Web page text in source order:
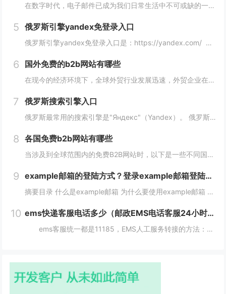
在数字时代，电子邮件已成为我们日常生活中不可或缺的一部分。无论是在工作、学习还是生活中，我们都需要一个安全、稳定、快速的邮箱服务来满足我们的需求。今天，我们将为您带来18个国内外免费邮箱大全，并附上登录链接，让您轻松获取您心仪的邮箱服务。...
5 俄罗斯引擎yandex免登录入口
俄罗斯引擎yandex免登录入口是：https://yandex.com/ 无须登录直接使用，接下来小编就来给大家详细介绍。 俄罗斯引擎yandex免登录入口 Yandex是俄罗斯最大的互联网公司之一，其拥有自己的搜索引...
6 国外免费的b2b网站有哪些
在现今的经济环境下，全球外贸行业发展迅速，外贸企业在寻找客户方面也变得越来越重要，并且更加重视做好国外B2B网站的使用。因此，在选择一个合适的国外B2B网站时，您应该根据您的需求选择一个合适的网站，下面介绍一下国外免费的b2b网站有哪些？...
7 俄罗斯搜索引擎入口
俄罗斯最常用的搜索引擎是"Яндекс"（Yandex）。 俄罗斯搜索引擎yandex入口： 1、俄罗斯搜索引擎入口1：yandex.com，无须登录直接使用。 2、俄罗斯搜索引擎入口2：www.yandex.ru，需要登录使用。...
8 各国免费b2b网站有哪些
当涉及到全球范围内的免费B2B网站时，以下是一些不同国家的B2B网站，它们为企业提供了广阔的国际市场。这些网站在不同国家和地区具有不同的影响力，但都是免费使用的。 各国免费b2b网站： 1. 中国： - Alib...
9 example邮箱的登陆方式？登录example邮箱登陆服务器的步骤？
摘要目录 什么是example邮箱 为什么要使用example邮箱 example邮箱的登陆方式 如何保护example邮箱的安全性 结论 什么是example邮箱 example邮箱是由著名IT企...
10 ems快递客服电话多少（邮政EMS电话客服24小时服务热线）
ems客服统一都是11185，EMS人工服务转接的方法：1、使用固定电话或手机拨打11183，接通后，按1进入”上门揽收“，告诉客服人员您的取件地址、联系人和电话就可以上门取件。2、按2进入。 11183是邮政EMS的服务电话...